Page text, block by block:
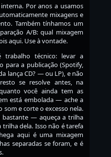
Por anos a usamos
mixagens e
Também tínhamos um
A/B: qual mixagem
aqui. Use à vontade.
trabalho técnico: levar a
para a publicação (Spotify,
lança CD? — ou LP), e não
se resolve antes, na
você ainda tem as
está embolada — ache a
e corte o excesso nela.
bastante — aqueça a trilha
dela. Isso não é tarefa
aqui é uma mixagem
separadas se foram, e é